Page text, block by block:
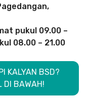
pukul 09.00 –
08.00 – 21.00
KALYAN BSD?
DI BAWAH!